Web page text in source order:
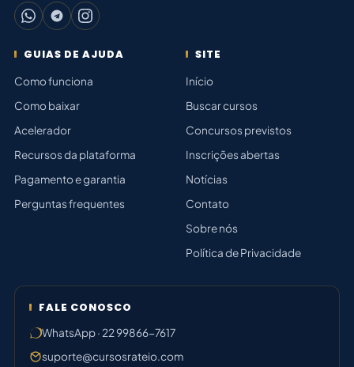
GUIAS DE AJUDA
Como funciona
Como baixar
Acelerador
Recursos da plataforma
Pagamento e garantia
Perguntas frequentes
SITE
Início
Buscar cursos
Concursos previstos
Inscrições abertas
Notícias
Contato
Sobre nós
Política de Privacidade
FALE CONOSCO
WhatsApp · 22 99866-7617
suporte@cursosrateio.com